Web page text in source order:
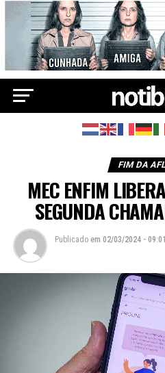
FIM DA
MEC ENFIM
SEGUNDA
Publicado em 02/03/2024 - 09:01